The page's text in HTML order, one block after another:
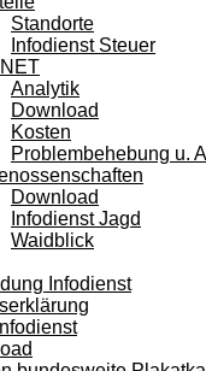
Standorte
Infodienst Steuer
Analytik
Download
Kosten
Problembehebung u.
Download
Infodienst Jagd
Waidblick
Infodienst